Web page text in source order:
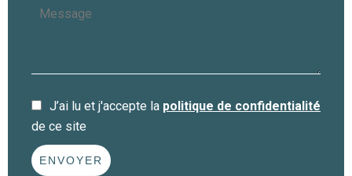
J’ai lu et j'accepte la politique de confidentialité
de ce site
ENVOYER